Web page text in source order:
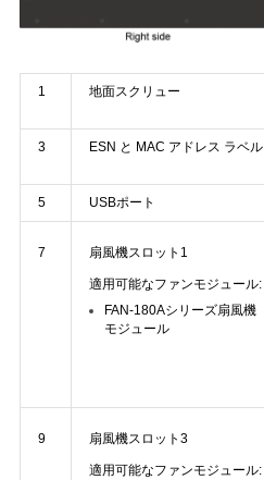
事
件
SITEMAP
1 地面スクリュー
3 ESN と MAC アドレス ラベル
5 USBポート
7 扇風機スロット1
適用可能なファンモジュール:
FAN-180Aシリーズ扇風機
モジュール
9 扇風機スロット3
適用可能なファンモジュール: